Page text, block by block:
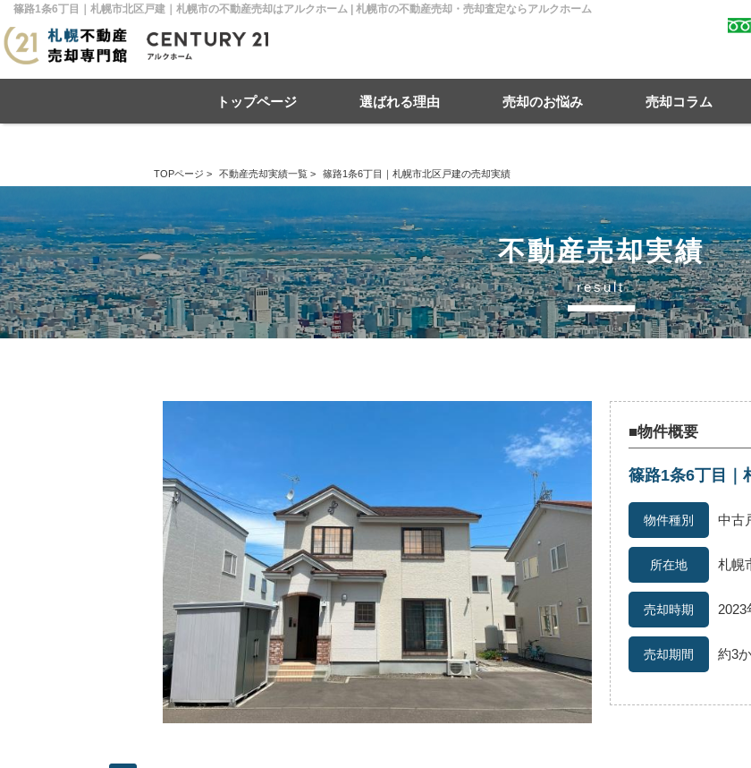
篠路1条6丁目｜札幌市北区戸建｜札幌市の不動産売却はアルクホーム | 札幌市の不動産売却・売却査定ならアルクホーム
トップページ 選ばれる理由 売却のお悩み
相続 空き家 住宅ローンにお
売却コラム
売買の費用・税金 豆知識情報
札幌市南区 札幌市北区 札幌市東区 札幌市西区 札幌市中央区
住み替え リースバック
TOPページ > 不動産売却実績一覧 > 篠路1条6丁目｜札幌市北区戸建の売却実績
不動産売却実績
result
■物件概要
篠路1条6丁目｜
中古
札幌
2023
約3